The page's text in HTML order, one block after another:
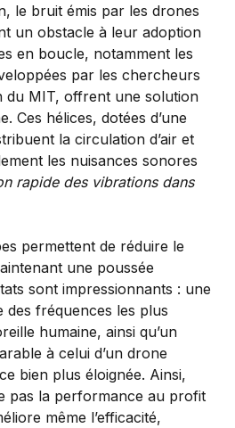
le bruit émis par les drones
un obstacle à leur adoption
en boucle, notamment les
par les chercheurs
du MIT, offrent une solution
Ces hélices, dotées d’une
la circulation d’air et
les nuisances sonores
rapide des vibrations dans
permettent de réduire le
une poussée
sont impressionnants : une
des fréquences les plus
humaine, ainsi qu’un
à celui d’un drone
bien plus éloignée. Ainsi,
pas la performance au profit
même l’efficacité,